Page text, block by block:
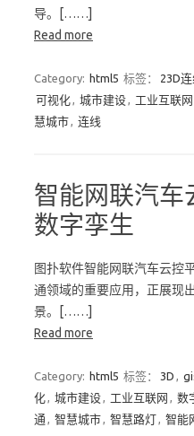
导。[……]
Read more
Category: html5 标签： 23D
可视化, 城市建设, 工业互联网
慧城市, 连线
智能网联汽车
数字孪生
图扑软件智能网联汽车云控
通领域的重要应用，正展现
景。[……]
Read more
Category: html5 标签： 3D ,
化, 城市建设, 工业互联网 , 数
通 , 智慧城市, 智慧路灯, 智能